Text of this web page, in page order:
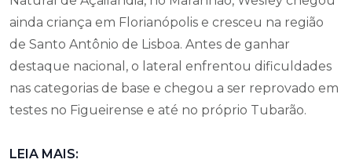
ainda criança em Florianópolis e cresceu na região
de Santo Antônio de Lisboa. Antes de ganhar
destaque nacional, o lateral enfrentou dificuldades
nas categorias de base e chegou a ser reprovado em
testes no Figueirense e até no próprio Tubarão.
LEIA MAIS: